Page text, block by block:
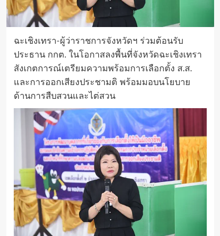
ฉะเชิงเทรา-ผู้ว่าราชการจังหวัดฯ ร่วมต้อนรับ
ประธาน กกต. ในโอกาสลงพื้นที่จังหวัดฉะเชิงเทรา
สังเกตการณ์เตรียมความพร้อมการเลือกตั้ง ส.ส.
และการออกเสียงประชามติ พร้อมมอบนโยบาย
ด้านการสืบสวนและไต่สวน